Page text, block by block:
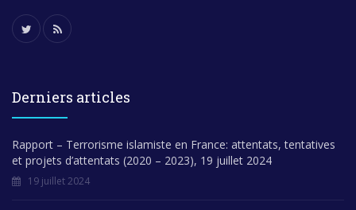
Derniers articles
Rapport – Terrorisme islamiste en France: attentats, tentatives
et projets d’attentats (2020 – 2023), 19 juillet 2024
19 juillet 2024